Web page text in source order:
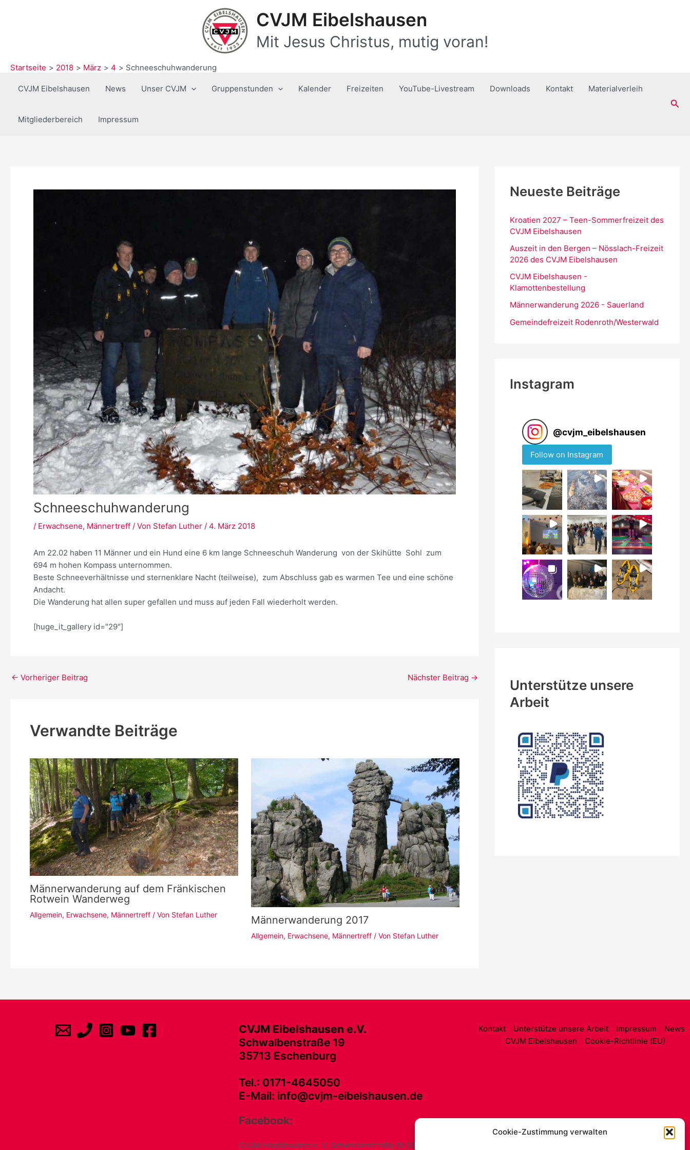
Cookie-Zustimmung verwalten
CVJM Eibelshausen
Mit Jesus Christus, mutig voran!
Startseite 2018 März 4 Schneeschuhwanderung
CVJM Eibelshausen News Unser CVJM Gruppenstunden Kalender Freizeiten YouTube-Livestream Downloads Kontakt Materialverleih
Mitgliederbereich Impressum
Schneeschuhwanderung
/ Erwachsene, Männertreff / Von Stefan Luther / 4. März 2018
Am 22.02 haben 11 Männer und ein Hund eine 6 km lange Schneeschuh Wanderung von der Skihütte Sohl zum
694 m hohen Kompass unternommen.
Beste Schneeverhältnisse und sternenklare Nacht (teilweise), zum Abschluss gab es warmen Tee und eine schöne
Andacht.
Die Wanderung hat allen super gefallen und muss auf jeden Fall wiederholt werden.
[huge_it_gallery id="29"]
Post
← Vorheriger Beitrag Nächster Beitrag →
Verwandte Beiträge
Männerwanderung auf dem Fränkischen
Rotwein Wanderweg
Allgemein, Erwachsene, Männertreff/ Von Stefan Luther Männerwanderung 2017
Allgemein, Erwachsene, Männertreff/ Von Stefan Luther
Neueste Beiträge
Kroatien 2027 – Teen-Sommerfreizeit des
CVJM Eibelshausen
Auszeit in den Bergen – Nösslach-Freizeit
2026 des CVJM Eibelshausen
CVJM Eibelshausen -
Klamottenbestellung
Männerwanderung 2026 - Sauerland
Gemeindefreizeit Rodenroth/Westerwald
Instagram
@cvjm_eibelshausen
Follow on Instagram
Unterstütze unsere
Arbeit
CVJM Eibelshausen e.V.
Schwalbenstraße 19
35713 Eschenburg
Tel.: 0171-4645050
E-Mail: info@cvjm-eibelshausen.de
Facebook:
CVJM Eibelshausen e. V. Schwalbenstraße 19 35713
Kontakt Unterstütze unsere Arbeit Impressum
News
CVJM Eibelshausen
Cookie-Richtlinie (EU)